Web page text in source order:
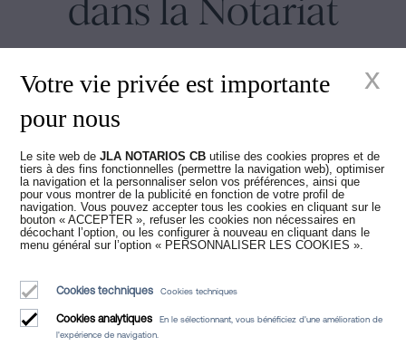
dans la Notariat
Juan Madridejos Velasco
Luis Alberto Álvarez Moreno
Notaires de Barcelone et notaires en ligne pour toute l'Espagne
Services
Qui sommes-nous
Avis légal
Votre vie privée est importante
pour nous
Le site web deJLA NOTARIOS CB utilise des cookies propres et de
tiers à des fins fonctionnelles (permettre la navigation web), optimiser
la navigation et la personnaliser selon vos préférences, ainsi que
pour vous montrer de la publicité en fonction de votre profil de
navigation. Vous pouvez accepter tous les cookies en cliquant sur le
bouton « ACCEPTER », refuser les cookies non nécessaires en
décochant l’option, ou les configurer à nouveau en cliquant dans le
menu général sur l’option « PERSONNALISER LES COOKIES ».
Cookies techniques Cookies techniques
Cookies analytiques
En le sélectionnant, vous bénéficiez d'une amélioration de
l'expérience de navigation.
x